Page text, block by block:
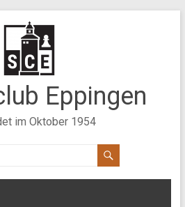
Eppingen
im Oktober 1954